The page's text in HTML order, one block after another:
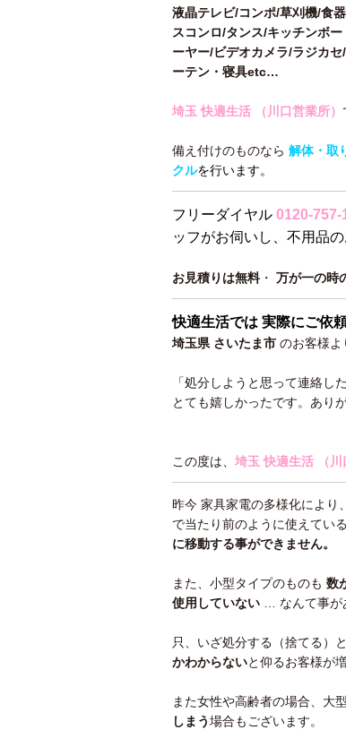
液晶テレビ/コンポ/草刈機/食
スコンロ/タンス/キッチンボ
ーヤー/ビデオカメラ/ラジカ
ーテン・寝具etc…
埼玉 快適生活 （川口営業所）
備え付けのものなら 解体・取
クルを行います。
フリーダイヤル 0120-757-
ッフがお伺いし、不用品
お見積りは無料・ 万が一の時
快適生活では 実際にご依
埼玉県 さいたま市 のお客様よ
「処分しようと思って連絡
とても嬉しかったです。あり
この度は、 埼玉 快適生活 （川
昨今 家具家電の多様化により、
で当たり前のように使えてい
に移動する事ができません。
また、小型タイプのものも 数
使用していない … なんて事が
只、いざ処分する（捨てる）と
かわからないと仰るお客様が
また女性や高齢者の場合、大
しまう場合もございます。